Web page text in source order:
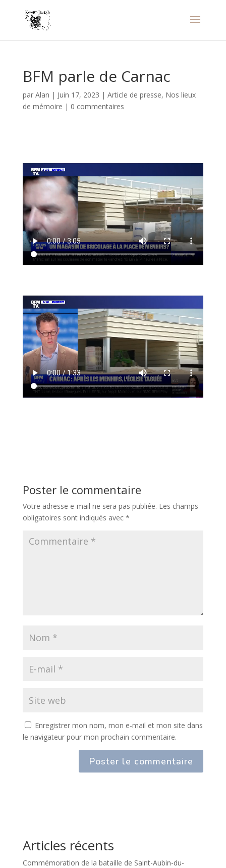
BFM parle de Carnac
par Alan | Juin 17, 2023 | Article de presse, Nos lieux
de mémoire | 0 commentaires
Poster le commentaire
Votre adresse e-mail ne sera pas publiée. Les champs
obligatoires sont indiqués avec *
Enregistrer mon nom, mon e-mail et mon site dans
le navigateur pour mon prochain commentaire.
Articles récents
Commémoration de la bataille de Saint-Aubin-du-